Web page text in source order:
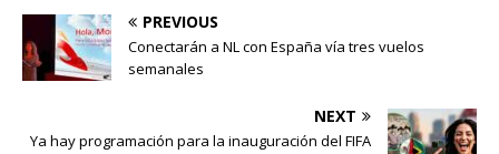
PREVIOUS
Conectarán a NL con España vía tres vuelos
semanales
NEXT
Ya hay programación para la inauguración del FIFA